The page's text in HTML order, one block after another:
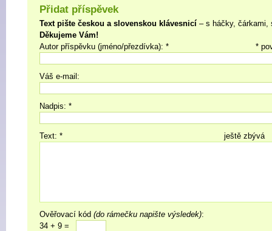
Přidat příspěvek
Text pište českou a slovenskou klávesnicí – s háčky, čárkami,
Děkujeme Vám!
*
Autor příspěvku (jméno/přezdívka): *
Váš e-mail:
Nadpis: *
ještě zbývá
Text: *
Ověřovací kód (do rámečku napište výsledek):
34 + 9 =